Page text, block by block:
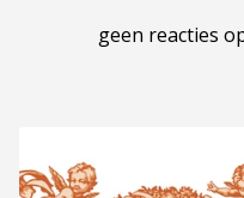
geen reacties